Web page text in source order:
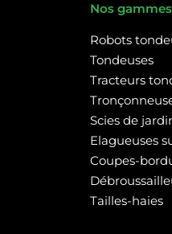
Nos
Robots
Tondeuses
Tracteurs
Scies de
Elagueuses
Coupes-
Tailles-haies